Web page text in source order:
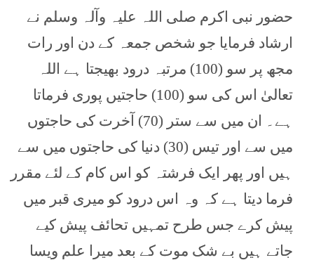
حضور نبی اکرم صلی اللہ علیہ وآلہ وسلم نے
ارشاد فرمایا جو شخص جمعہ کے دن اور رات
مجھ پر سو (100) مرتبہ درود بھیجتا ہے اللہ
تعالیٰ اس کی سو (100) حاجتیں پوری فرماتا
ہے۔ ان میں سے ستر (70) آخرت کی حاجتوں
میں سے اور تیس (30) دنیا کی حاجتوں میں سے
ہیں اور پھر ایک فرشتہ کو اس کام کے لئے مقرر
فرما دیتا ہے کہ وہ اس درود کو میری قبر میں
پیش کرے جس طرح تمہیں تحائف پیش کیے
جاتے ہیں بے شک موت کے بعد میرا علم ویسا